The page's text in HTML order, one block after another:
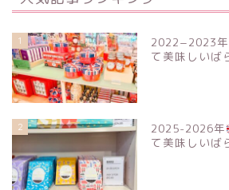
1 2022−2023年
て美味しいば
2 2025-2026年
て美味しいば